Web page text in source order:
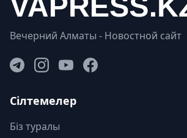
Вечерний Алматы - Новостной сайт
Сілтемелер
Біз туралы